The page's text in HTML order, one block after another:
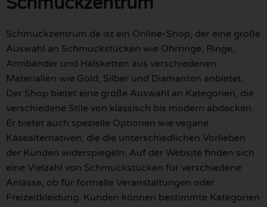
Schmuckzentrum.de ist ein Online-Shop, der eine große
Auswahl an Schmuckstücken wie Ohrringe, Ringe,
Armbänder und Halsketten aus verschiedenen
Materialien wie Gold, Silber und Diamanten anbietet.
Der Shop bietet eine große Auswahl an Kategorien, die
verschiedene Stile von klassisch bis modern abdecken.
Er bietet auch spezielle Optionen wie vegane
Käsealternativen, die die unterschiedlichen Vorlieben
der Kunden widerspiegeln. Auf der Website finden sich
eine Vielzahl von Schmuckstücken für verschiedene
Anlässe, ob für formelle Veranstaltungen oder
Freizeitkleidung. Kunden können bestimmte Kategorien